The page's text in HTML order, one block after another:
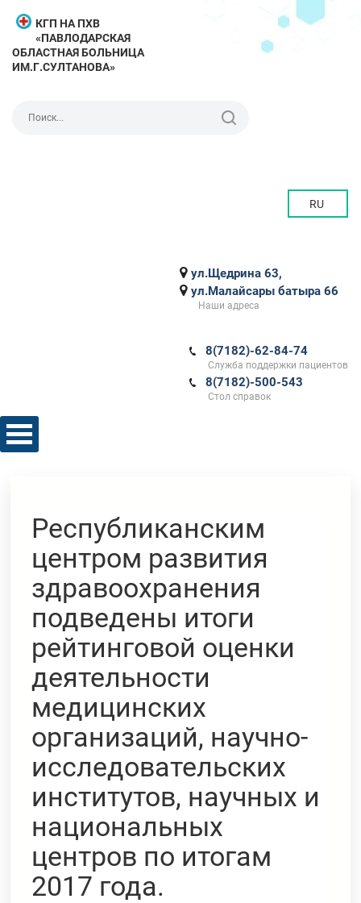
КГП НА ПХВ
«ПАВЛОДАРСКАЯ
ОБЛАСТНАЯ БОЛЬНИЦА
ИМ.Г.СУЛТАНОВА»
RU
ул.Щедрина 63,
ул.Малайсары батыра 66
Наши адреса
8(7182)-62-84-74
Служба поддержки пациентов
8(7182)-500-543
Стол справок
Республиканским
центром развития
здравоохранения
подведены итоги
рейтинговой оценки
деятельности
медицинских
организаций, научно-
исследовательских
институтов, научных и
национальных
центров по итогам
2017 года.